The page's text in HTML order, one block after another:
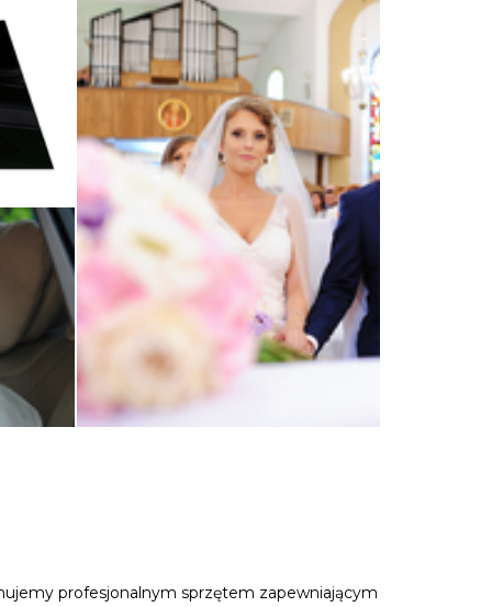
profesjonalnym sprzętem zapewniającym